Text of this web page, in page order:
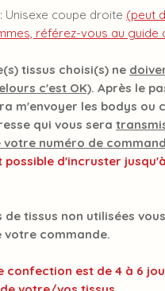
Unisexe coupe droite (peut
référez-vous au guide
tissus choisi(s) ne
c'est OK). Après le
m'envoyer les bodys ou
qui vous sera
votre numéro de
possible d'incruster
de tissus non utilisées
votre commande.
confection est de 4 à 6